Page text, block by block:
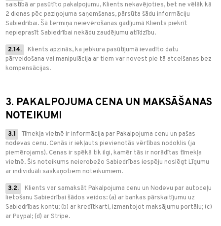
saistībā ar pasūtīto pakalpojumu, Klients nekavējoties, bet ne vēlāk kā
2 dienas pēc paziņojuma saņemšanas, pārsūta šādu informāciju
Sabiedrībai. Šā termiņa neievērošanas gadījumā Klients piekrīt
nepieprasīt Sabiedrībai nekādu zaudējumu atlīdzību.
2.14.
Klients apzinās, ka jebkura pasūtījumā ievadīto datu
pārveidošana vai manipulācija ar tiem var novest pie tā atcelšanas bez
kompensācijas.
3. PAKALPOJUMA CENA UN MAKSĀŠANAS
NOTEIKUMI
3.1
Tīmekļa vietnē ir informācija par Pakalpojuma cenu un pašas
nodevas cenu. Cenās ir iekļauts pievienotās vērtības nodoklis (ja
piemērojams). Cenas ir spēkā tik ilgi, kamēr tās ir norādītas tīmekļa
vietnē. Šis noteikums neierobežo Sabiedrības iespēju noslēgt Līgumu
ar individuāli saskaņotiem noteikumiem.
3.2.
Klients var samaksāt Pakalpojuma cenu un Nodevu par autoceļu
lietošanu Sabiedrībai šādos veidos: (a) ar bankas pārskaitījumu uz
Sabiedrības kontu; (b) ar kredītkarti, izmantojot maksājumu portālu; (c)
ar Paypal; (d) ar Stripe.